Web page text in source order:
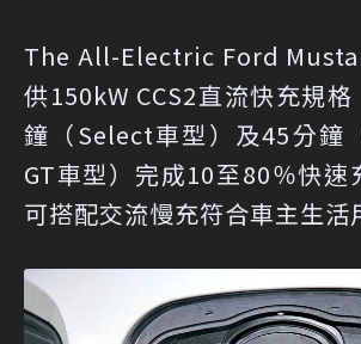
The All-Electric Ford
供150kW CCS2直流快充規
鐘（Select車型）及45分鐘
GT車型）完成10至80％快速
可搭配交流慢充符合車主生活